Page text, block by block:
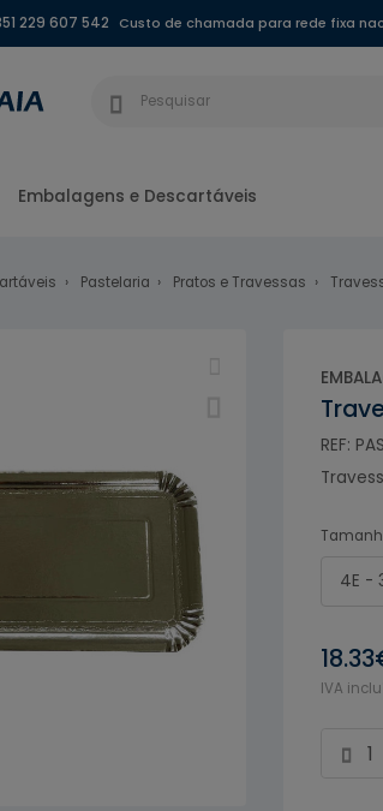
229 607 542 Custo de chamada para rede fixa
Embalagens e Descartáveis
Pastelaria Pratos e Travessas
REF:
4E -
IVA